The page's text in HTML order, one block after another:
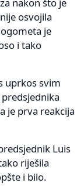
osvojila
je
i tako
uprkos svim
je prva reakcija
Luis
riješila
i bilo.